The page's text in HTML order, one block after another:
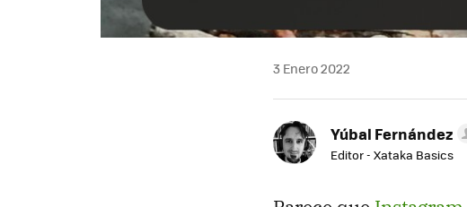
3 Enero 2022
Yúbal Fernández
Editor - Xataka Basics